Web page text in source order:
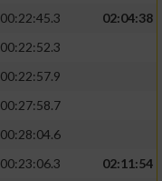
00:22:45.3
02:04:38
00:22:52.3
00:22:57.9
00:27:58.7
00:28:04.6
00:23:06.3
02:11:54